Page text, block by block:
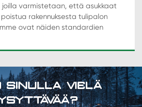
joilla varmistetaan, että asukkaat
rakennuksesta tulipalon
ovat näiden standardien
SINULLA VIELÄ